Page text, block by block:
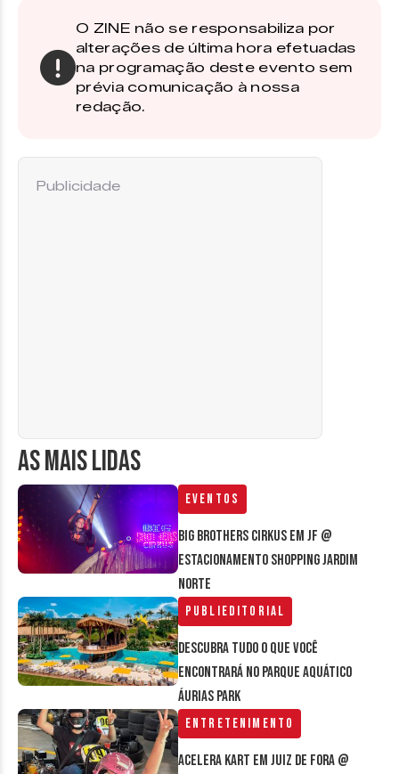
O ZINE não se responsabiliza por
alterações de última hora efetuadas
na programação deste evento sem
prévia comunicação à nossa
redação.
AS MAIS LIDAS
Eventos
Big Brothers Cirkus em JF @
estacionamento Shopping Jardim
Norte
Publieditorial
Descubra tudo o que você
encontrará no parque aquático
Áurias Park
Entretenimento
Acelera Kart em Juiz de Fora @
Publicidade